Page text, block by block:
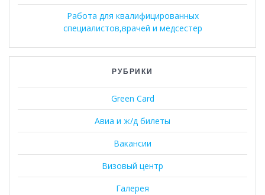
Работа для квалифицированных
специалистов,врачей и медсестер
РУБРИКИ
Green Card
Авиа и ж/д билеты
Вакансии
Визовый центр
Галерея